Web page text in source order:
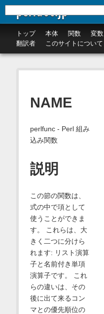
perldoc.jp
トップ 本体 関数 変数
翻訳者
このサイトについて
NAME
perlfunc - Perl 組み
込み関数
説明
この節の関数は、
式の中で項として
使うことができま
す。 これらは、大
きく二つに分けら
れます: リスト演算
子と名前付き単項
演算子です。 これ
らの違いは、その
後に出て来るコン
マとの優先順位の